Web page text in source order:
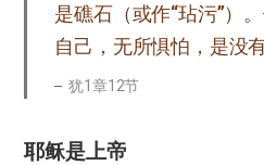
是礁石（或作“玷污”）
自己，无所惧怕，是没
犹1章12节
耶稣是上帝